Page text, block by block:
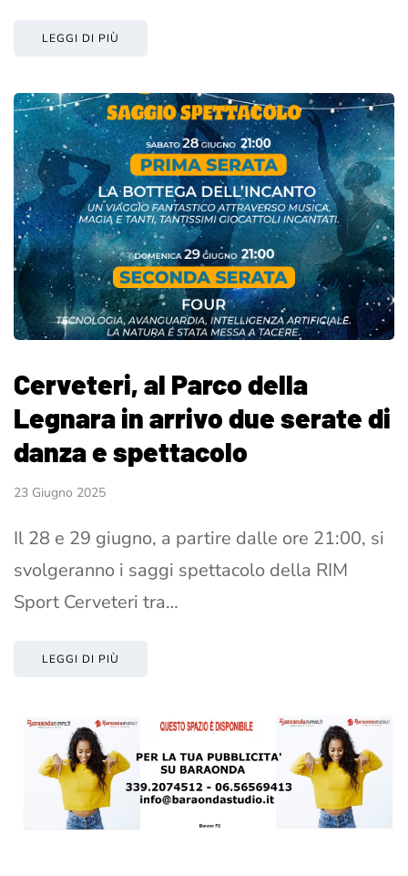
LEGGI DI PIÙ
Cerveteri, al Parco della
Legnara in arrivo due serate di
danza e spettacolo
23 Giugno 2025
Il 28 e 29 giugno, a partire dalle ore 21:00, si
svolgeranno i saggi spettacolo della RIM
Sport Cerveteri tra…
LEGGI DI PIÙ